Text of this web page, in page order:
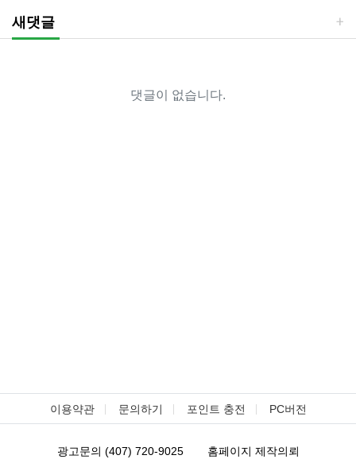
새댓글
댓글이 없습니다.
이용약관 문의하기 포인트 충전 PC버전
광고문의 (407) 720-9025
홈페이지 제작의뢰